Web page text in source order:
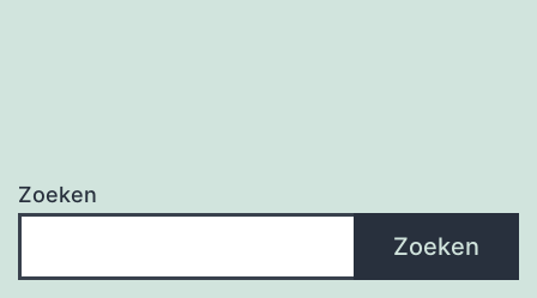
Zoeken
Zoeken